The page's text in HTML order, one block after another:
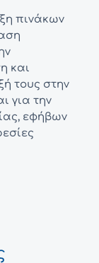
πινάκων
και
τους στην
για την
εφήβων